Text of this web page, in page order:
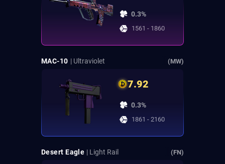
0.3%
1561 - 1860
MAC-10 | Ultraviolet (MW)
7.92
0.3%
1861 - 2160
Desert Eagle | Light Rail (FN)